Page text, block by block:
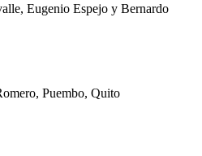
Eugenio Espejo y Bernardo
Puembo, Quito